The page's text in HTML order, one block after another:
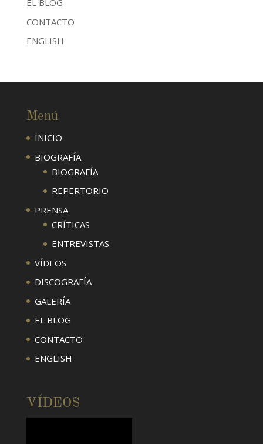
EL BLOG
CONTACTO
ENGLISH
Menú
INICIO
BIOGRAFÍA
BIOGRAFÍA
REPERTORIO
PRENSA
CRÍTICAS
ENTREVISTAS
VÍDEOS
DISCOGRAFÍA
GALERÍA
EL BLOG
CONTACTO
ENGLISH
VÍDEOS